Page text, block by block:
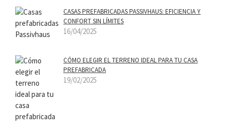
CASAS PREFABRICADAS PASSIVHAUS: EFICIENCIA Y
CONFORT SIN LÍMITES
16/04/2025
CÓMO ELEGIR EL TERRENO IDEAL PARA TU CASA
PREFABRICADA
19/02/2025